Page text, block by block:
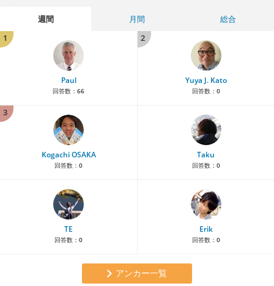
週間 月間
総合
1
Paul
回答数： 66
2
Yuya J. Kato
回答数： 0
3
Kogachi OSAKA
回答数： 0
Taku
回答数： 0
TE
回答数： 0
Erik
回答数： 0
アンカー一覧